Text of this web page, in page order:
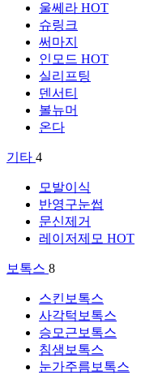
울쎄라 HOT
슈링크
써마지
인모드 HOT
실리프팅
덴서티
볼뉴머
온다
기타 4
모발이식
반영구눈썹
문신제거
레이저제모 HOT
보톡스 8
스킨보톡스
사각턱보톡스
승모근보톡스
침샘보톡스
눈가주름보톡스